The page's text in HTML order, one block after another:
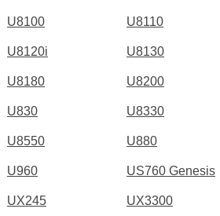
U8100 U8110
U8120i U8130
U8180 U8200
U830 U8330
U8550 U880
U960 US760 Genesis
UX245 UX3300